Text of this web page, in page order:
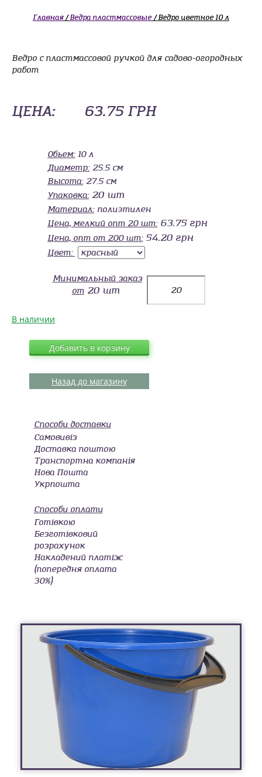
Главная/Ведра пластмассовые/ Ведро цветное 10 л
Ведро с пластмассовой ручкой для садово-огородных
работ
ЦЕНА: 63.75 ГРН
Oбьем: 10 л
Диаметр: 25.5 см
Высота: 27.5 см
Упаковка: 20 шт
Материал: полиэтилен
Цена, мелкий опт 20 шт: 63.75 грн
Цена, опт от 200 шт: 54.20 грн
Цвет:
Минимальный заказ
от 20 шт
В наличии
Добавить в корзину
Назад до магазину
Способи доставки
Самовивіз
Доставка поштою
Транспортна компанія
Нова Пошта
Укрпошта
Способи оплати
Готівкою
Безготівковий
розрахунок
Накладений платіж
(попередня оплата
30%)